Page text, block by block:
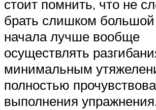
стоит помнить, что не
брать слишком
начала лучше вообще
осуществлять
минимальным
полностью
выполнения